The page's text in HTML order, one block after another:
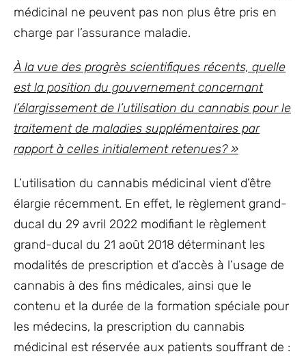
médicinal ne peuvent pas non plus être pris en
charge par l’assurance maladie.
À la vue des progrès scientifiques récents, quelle
est la position du gouvernement concernant
l’élargissement de l’utilisation du cannabis pour le
traitement de maladies supplémentaires par
rapport à celles initialement retenues? »
L’utilisation du cannabis médicinal vient d’être
élargie récemment. En effet, le règlement grand-
ducal du 29 avril 2022 modifiant le règlement
grand-ducal du 21 août 2018 déterminant les
modalités de prescription et d’accès à l’usage de
cannabis à des fins médicales, ainsi que le
contenu et la durée de la formation spéciale pour
les médecins, la prescription du cannabis
médicinal est réservée aux patients souffrant de :